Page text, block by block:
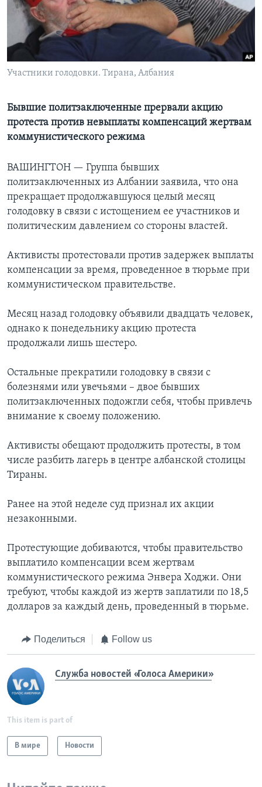
Learning English
СОЦИАЛЬНЫЕ СЕТИ
Языки
Участники голодовки. Тирана, Албания
Бывшие политзаключенные прервали акцию
протеста против невыплаты компенсаций жертвам
коммунистического режима
ВАШИНГТОН — Группа бывших
политзаключенных из Албании заявила, что она
прекращает продолжавшуюся целый месяц
голодовку в связи с истощением ее участников и
политическим давлением со стороны властей.
Активисты протестовали против задержек выплаты
компенсации за время, проведенное в тюрьме при
коммунистическом правительстве.
Месяц назад голодовку объявили двадцать человек,
однако к понедельнику акцию протеста
продолжали лишь шестеро.
Остальные прекратили голодовку в связи с
болезнями или увечьями – двое бывших
политзаключенных подожгли себя, чтобы привлечь
внимание к своему положению.
Активисты обещают продолжить протесты, в том
числе разбить лагерь в центре албанской столицы
Тираны.
Ранее на этой неделе суд признал их акции
незаконными.
Протестующие добиваются, чтобы правительство
выплатило компенсации всем жертвам
коммунистического режима Энвера Ходжи. Они
требуют, чтобы каждой из жертв заплатили по 18,5
долларов за каждый день, проведенный в тюрьме.
Поделиться Follow us
Служба новостей «Голоса Америки»
This item is part of
В мире Новости